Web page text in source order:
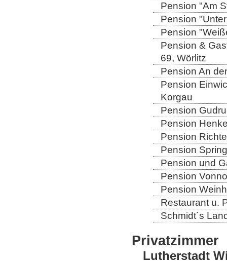
Pension "Am
Pension
Pension
Pension &
69, Wörlitz
Pension An
Pension
Korgau
Pension
Pension
Pension
Pension
Pension und
Pension
Pension
Restaurant u.
Schmidt´s
Privatzimmer
Lutherstadt